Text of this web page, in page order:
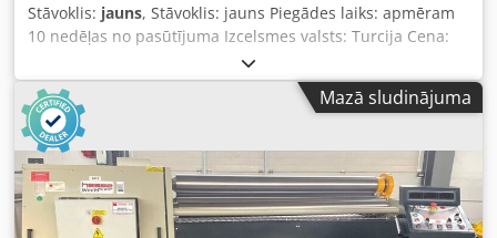
Stāvoklis: jauns, Stāvoklis: jauns Piegādes laiks: apmēram
10 nedēļas no pasūtījuma Izcelsmes valsts: Turcija Cena:
13 400 € Līzinga likme: 257,28 € Lieces garums: 1550 mm
Maks. lieces kapacitāte – konstrukciju tērauds: 3 mm
Augšējā veltņa diametrs: 110 mm Veltņu darba ātrums: 3
m/min Dzinēja jauda: 2,2 kW Garums: 2700 mm Platums:
750 mm Augstums: 1000 mm Svars: 1200 kg 3 veltņi
Asimetrisks veltņu izvietojums - ar iepriekšēju liekumu 2
piedzenamie veltņi ar bremžu motoru Manuāla sānu
veltņu iestatīšana Uz priekšu izvirzāms augšējais veltnis Iet
Mazā sludinājuma